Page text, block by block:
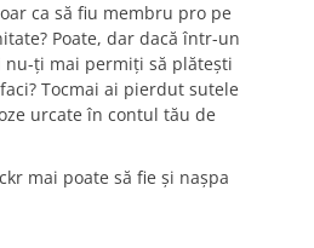
ca să fiu membru pro pe
Poate, dar dacă într-un
nu-ţi mai permiţi să plăteşti
Tocmai ai pierdut sutele
urcate în contul tău de
mai poate să fie şi naşpa